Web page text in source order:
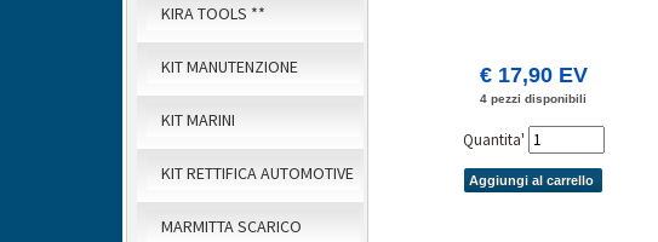
KIRA TOOLS **
KIT MANUTENZIONE
KIT MARINI
KIT RETTIFICA AUTOMOTIVE
MARMITTA SCARICO
€ 17,90 EV
4 pezzi disponibili
Quantita'
Aggiungi al carrello